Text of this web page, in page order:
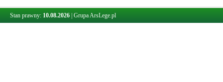
Stan prawny: 10.08.2026 Grupa ArsLege.pl